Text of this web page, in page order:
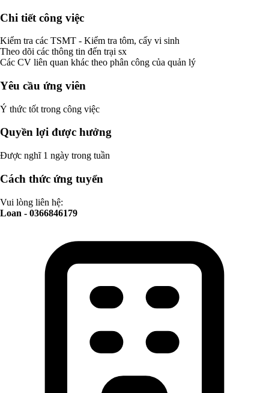
Chi tiết công việc
Kiểm tra các TSMT - Kiểm tra tôm, cấy vi sinh
Theo dõi các thông tin đến trại sx
Các CV liên quan khác theo phân công của quản lý
Yêu cầu ứng viên
Ý thức tốt trong công việc
Quyền lợi được hưởng
Được nghĩ 1 ngày trong tuần
Cách thức ứng tuyển
Vui lòng liên hệ:
Loan - 0366846179